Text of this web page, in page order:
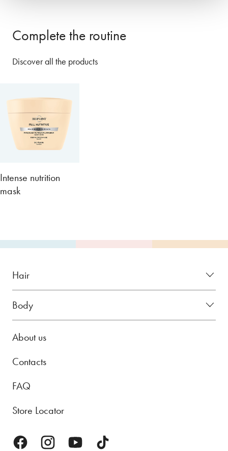
Complete the routine
Discover all the products
Intense nutrition
mask
Hair
Body
About us
Contacts
FAQ
Store Locator